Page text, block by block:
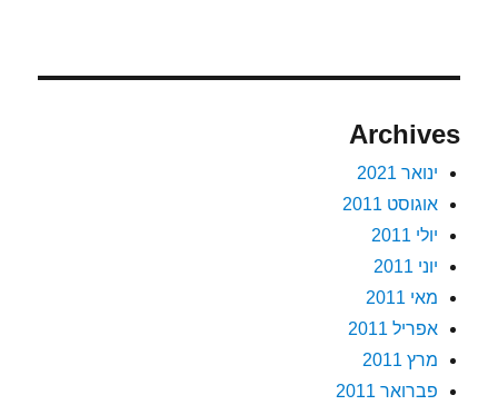
Archives
ינואר 2021
אוגוסט 2011
יולי 2011
יוני 2011
מאי 2011
אפריל 2011
מרץ 2011
פברואר 2011